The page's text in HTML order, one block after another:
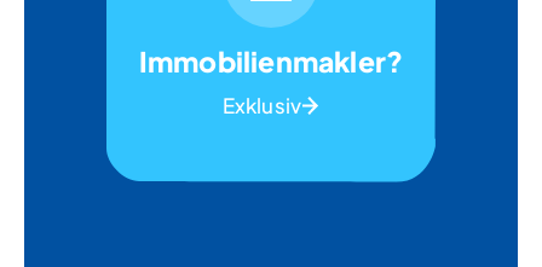
Immobilienmakler?
Exklusiv